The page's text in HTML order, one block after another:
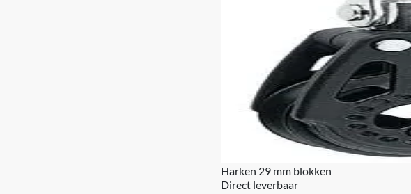
Harken 29 mm blokken
Direct leverbaar